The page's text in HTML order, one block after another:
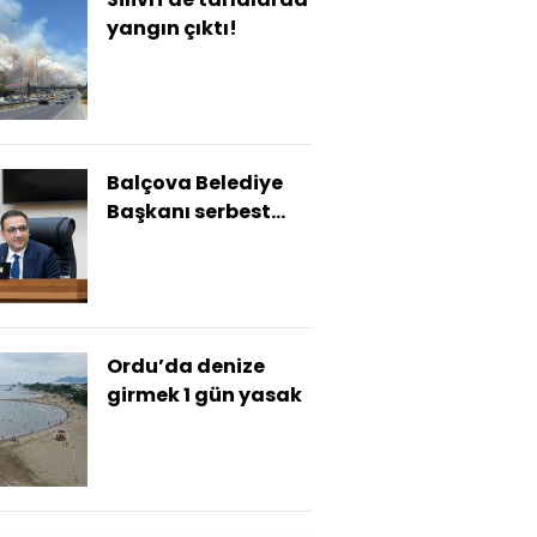
yangın çıktı!
Balçova Belediye
Başkanı serbest
Ordu’da denize
girmek 1 gün yasak